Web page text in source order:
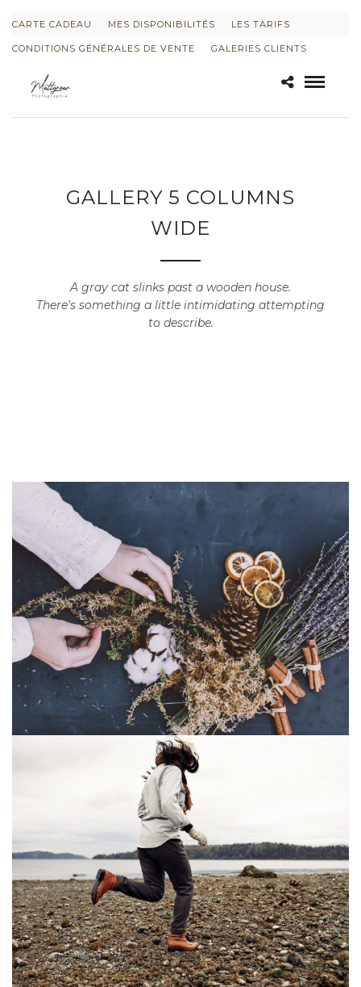
CARTE CADEAU MES DISPONIBILITÉS LES TARIFS
CONDITIONS GÉNÉRALES DE VENTE GALERIES CLIENTS
GALLERY 5 COLUMNS
WIDE
A gray cat slinks past a wooden house.
There's something a little intimidating attempting
to describe.